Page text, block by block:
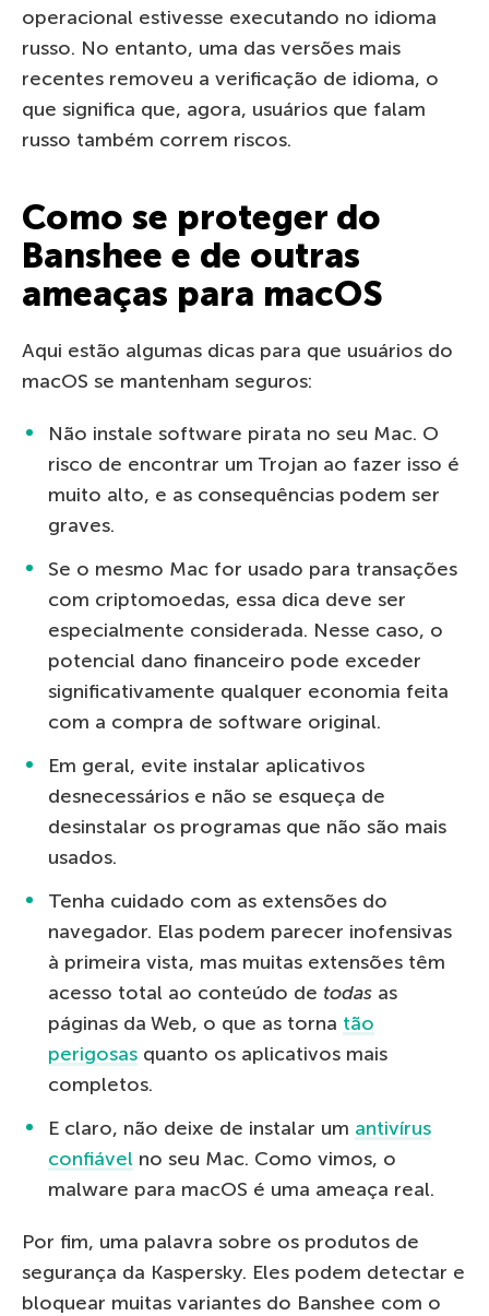
operacional estivesse executando no idioma
russo. No entanto, uma das versões mais
recentes removeu a verificação de idioma, o
que significa que, agora, usuários que falam
russo também correm riscos.
Como se proteger do
Banshee e de outras
ameaças para macOS
Aqui estão algumas dicas para que usuários do
macOS se mantenham seguros:
Não instale software pirata no seu Mac. O
risco de encontrar um Trojan ao fazer isso é
muito alto, e as consequências podem ser
graves.
Se o mesmo Mac for usado para transações
com criptomoedas, essa dica deve ser
especialmente considerada. Nesse caso, o
potencial dano financeiro pode exceder
significativamente qualquer economia feita
com a compra de software original.
Em geral, evite instalar aplicativos
desnecessários e não se esqueça de
desinstalar os programas que não são mais
usados.
Tenha cuidado com as extensões do
navegador. Elas podem parecer inofensivas
à primeira vista, mas muitas extensões têm
acesso total ao conteúdo de todas as
páginas da Web, o que as torna tão
perigosas quanto os aplicativos mais
completos.
E claro, não deixe de instalar um antivírus
confiável no seu Mac. Como vimos, o
malware para macOS é uma ameaça real.
Por fim, uma palavra sobre os produtos de
segurança da Kaspersky. Eles podem detectar e
bloquear muitas variantes do Banshee com o